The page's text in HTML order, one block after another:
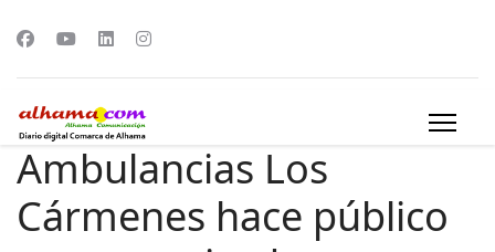
Ambulancias Los
Cármenes hace público